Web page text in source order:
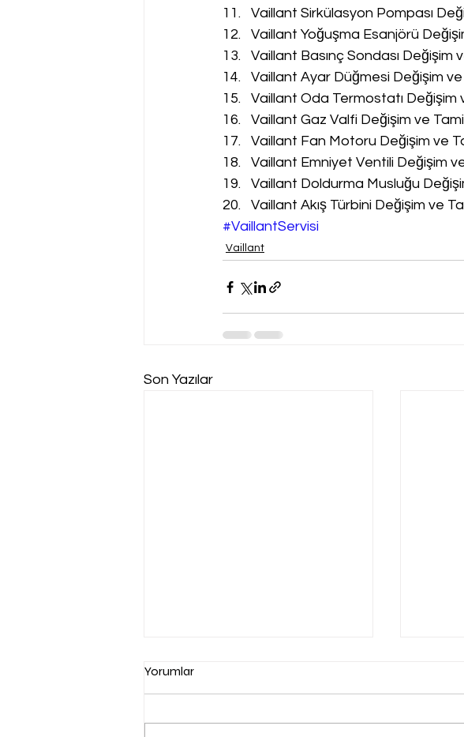
Vaillant Sirkülasyon Pompası
Vaillant Yoğuşma Esanjörü
Vaillant Basınç Sondası Değişim
Vaillant Ayar Düğmesi Değişim ve
Vaillant Oda Termostatı Değişim
Vaillant Gaz Valfi Değişim ve
Vaillant Fan Motoru Değişim ve
Vaillant Emniyet Ventili Değişim
Vaillant Doldurma Musluğu
Vaillant Akış Türbini Değişim ve
#VaillantServisi
Vaillant
Son Yazılar
Yorumlar